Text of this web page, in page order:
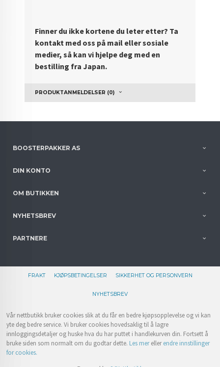
Finner du ikke kortene du leter etter? Ta
kontakt med oss på mail eller sosiale
medier, så kan vi hjelpe deg med en
bestilling fra Japan.
PRODUKTANMELDELSER (0)
BOOSTERPAKKER AS
DIN KONTO
OM BUTIKKEN
NYHETSBREV
PARTNERE
FRAKT KJØPSBETINGELSER SIKKERHET OG PERSONVERN
NYHETSBREV
Vår nettbutikk bruker cookies slik at du får en bedre kjøpsopplevelse og vi kan
yte deg bedre service. Vi bruker cookies hovedsaklig til å lagre
innloggingsdetaljer og huske hva du har puttet i handlekurven din. Fortsett å
bruke siden som normalt om du godtar dette. Les merellerendre innstillinger
for cookies.